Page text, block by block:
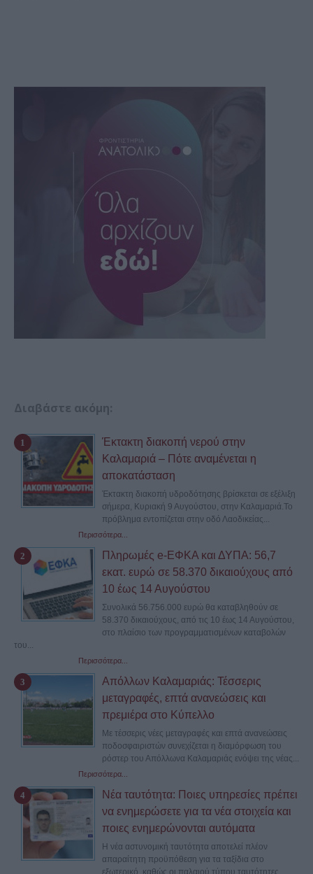
Διαβάστε ακόμη:
Έκτακτη διακοπή νερού στην
Καλαμαριά – Πότε αναμένεται η
αποκατάσταση
Έκτακτη διακοπή υδροδότησης βρίσκεται σε εξέλιξη
σήμερα, Κυριακή 9 Αυγούστου, στην Καλαμαριά.Το
πρόβλημα εντοπίζεται στην οδό Λαοδικείας...
Περισσότερα...
Πληρωμές e-ΕΦΚΑ και ΔΥΠΑ: 56,7
εκατ. ευρώ σε 58.370 δικαιούχους από
10 έως 14 Αυγούστου
Συνολικά 56.756.000 ευρώ θα καταβληθούν σε
58.370 δικαιούχους, από τις 10 έως 14 Αυγούστου,
στο πλαίσιο των προγραμματισμένων καταβολών
του...
Περισσότερα...
Απόλλων Καλαμαριάς: Τέσσερις
μεταγραφές, επτά ανανεώσεις και
πρεμιέρα στο Κύπελλο
Με τέσσερις νέες μεταγραφές και επτά ανανεώσεις
ποδοσφαιριστών συνεχίζεται η διαμόρφωση του
ρόστερ του Απόλλωνα Καλαμαριάς ενόψει της νέας...
Περισσότερα...
Νέα ταυτότητα: Ποιες υπηρεσίες πρέπει
να ενημερώσετε για τα νέα στοιχεία και
ποιες ενημερώνονται αυτόματα
Η νέα αστυνομική ταυτότητα αποτελεί πλέον
απαραίτητη προϋπόθεση για τα ταξίδια στο